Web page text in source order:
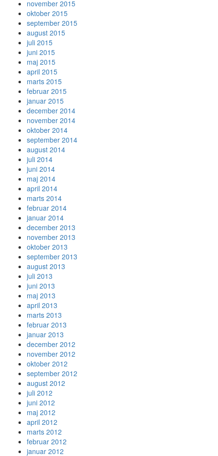
november 2015
oktober 2015
september 2015
august 2015
juli 2015
juni 2015
maj 2015
april 2015
marts 2015
februar 2015
januar 2015
december 2014
november 2014
oktober 2014
september 2014
august 2014
juli 2014
juni 2014
maj 2014
april 2014
marts 2014
februar 2014
januar 2014
december 2013
november 2013
oktober 2013
september 2013
august 2013
juli 2013
juni 2013
maj 2013
april 2013
marts 2013
februar 2013
januar 2013
december 2012
november 2012
oktober 2012
september 2012
august 2012
juli 2012
juni 2012
maj 2012
april 2012
marts 2012
februar 2012
januar 2012